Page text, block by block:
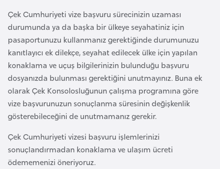
Çek Cumhuriyeti vize başvuru sürecinizin uzaması
durumunda ya da başka bir ülkeye seyahatiniz için
pasaportunuzu kullanmanız gerektiğinde durumunuzu
kanıtlayıcı ek dilekçe, seyahat edilecek ülke için yapılan
konaklama ve uçuş bilgilerinizin bulunduğu başvuru
dosyanızda bulunması gerektiğini unutmayınız. Buna ek
olarak Çek Konsolosluğunun çalışma programına göre
vize başvurunuzun sonuçlanma süresinin değişkenlik
gösterebileceğini de unutmamanız gerekir.
Çek Cumhuriyeti vizesi başvuru işlemlerinizi
sonuçlandırmadan konaklama ve ulaşım ücreti
ödememenizi öneriyoruz.
s
o
Ç
a
d
Ç
k
C
u